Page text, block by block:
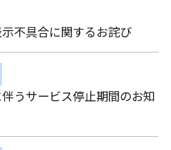
不具合に関するお詫び
うサービス停止期間のお知